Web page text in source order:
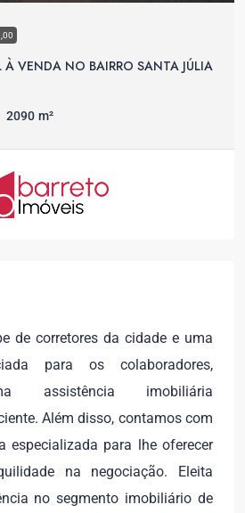
VENDA NO BAIRRO SANTA JÚLIA
2090 m²
de corretores da cidade e uma
para os colaboradores,
assistência imobiliária
Além disso, contamos com
especializada para lhe oferecer
na negociação. Eleita
no segmento imobiliário de